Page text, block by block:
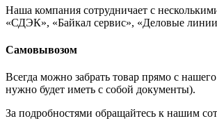
Наша компания сотрудничает с
«СДЭК», «Байкал сервис», «Деловые
Самовывозом
Всегда можно забрать товар прямо с
нужно будет иметь с собой документы).
За подробностями обращайтесь к нашим